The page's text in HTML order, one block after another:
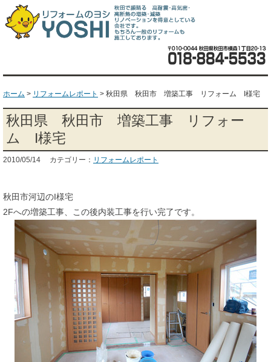
ホーム > リフォームレポート > 秋田県 秋田市 増築工事 リフォーム I様宅
秋田県 秋田市 増築工事 リフォー
ム I様宅
2010/05/14 カテゴリー： リフォームレポート
秋田市河辺のI様宅
2Fへの増築工事、この後内装工事を行い完了です。